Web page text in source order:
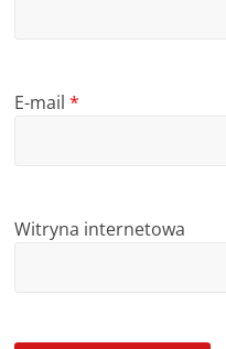
E-mail*
Witryna internetowa